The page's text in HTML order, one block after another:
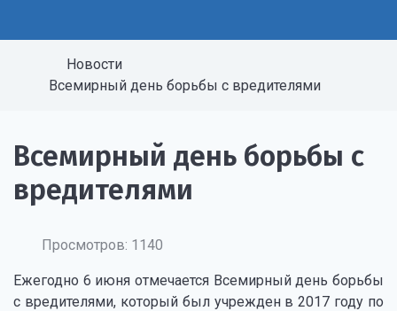
Новости
Всемирный день борьбы с вредителями
Всемирный день борьбы с
вредителями
Просмотров: 1140
Ежегодно 6 июня отмечается Всемирный день борьбы
с вредителями, который был учрежден в 2017 году по